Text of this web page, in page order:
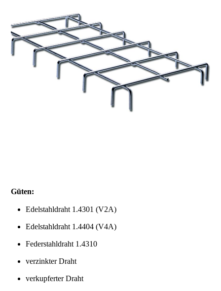
Güten:
Edelstahldraht 1.4301 (V2A)
Edelstahldraht 1.4404 (V4A)
Federstahldraht 1.4310
verzinkter Draht
verkupferter Draht